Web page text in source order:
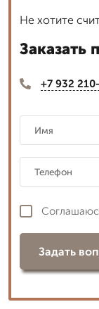
Не хотите
Заказать
+7 932
Задать